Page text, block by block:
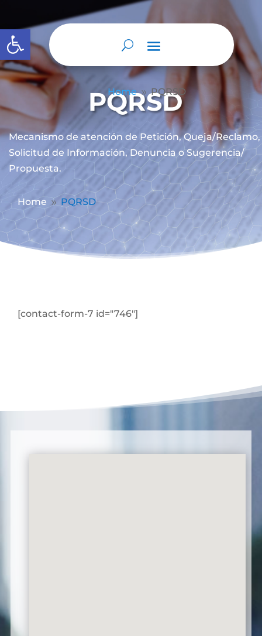
Abrir barra de herramientas
Home 9 PQRSD
PQRSD
Mecanismo de atención de Petición, Queja/Reclamo,
Solicitud de Información, Denuncia o Sugerencia/
Propuesta.
Home 9 PQRSD
[contact-form-7 id="746"]